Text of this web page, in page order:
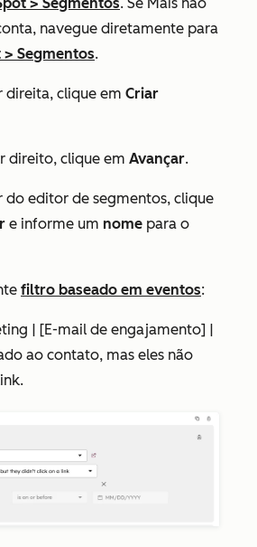
navegue diretamente para
> Segmentos.
direita, clique em Criar
direito, clique em Avançar.
do editor de segmentos, clique
e informe um nome para o
filtro baseado em eventos:
| [E-mail de engajamento] |
ao contato, mas eles não